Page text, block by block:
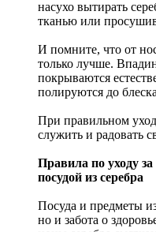
насухо вытирать
тканью или
И помните, что от
только лучше.
покрываются
полируются до
При правильном
служить и радовать
Правила по уходу
посудой из серебра
Посуда и предметы
но и забота о